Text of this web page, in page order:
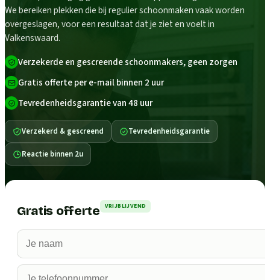
We bereiken plekken die bij regulier schoonmaken vaak worden
overgeslagen, voor een resultaat dat je ziet en voelt in
Valkenswaard.
Verzekerde en gescreende schoonmakers, geen zorgen
Gratis offerte per e-mail binnen 2 uur
Tevredenheidsgarantie van 48 uur
Verzekerd & gescreend Tevredenheidsgarantie
Reactie binnen 2u
Gratis offerte VRIJBLIJVEND